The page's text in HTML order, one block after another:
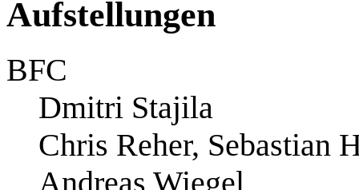
Aufstellungen
BFC
Dmitri Stajila
Chris Reher, Sebastian
Andreas Wiegel